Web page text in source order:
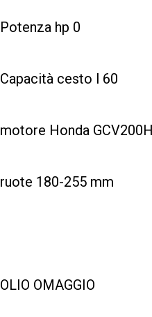
Potenza hp 0
Capacità cesto l 60
motore Honda
ruote 180-255 mm
OLIO OMAGGIO